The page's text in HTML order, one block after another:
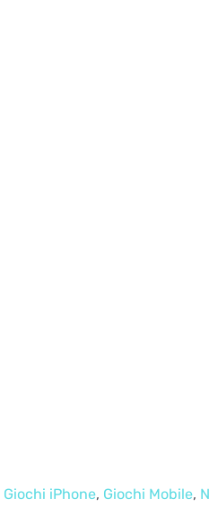
Giochi iPhone, Giochi Mobile,